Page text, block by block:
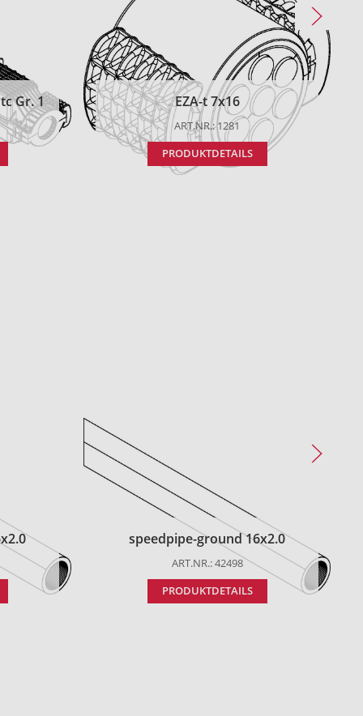
Gr. 1 EZA-t 7x16
ART.NR.: 1281
PRODUKTDETAILS
speedpipe-ground 16x2.0
ART.NR.: 42498
PRODUKTDETAILS